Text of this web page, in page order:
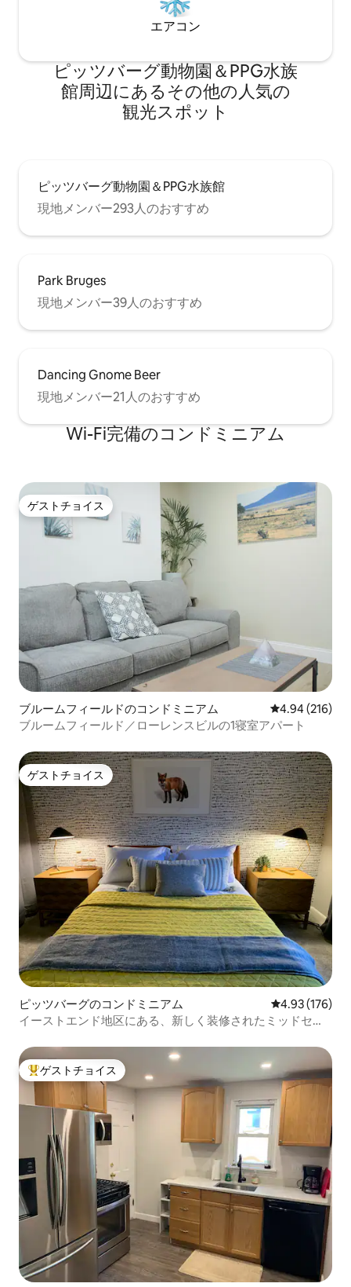
エアコン
ピッツバーグ動物園＆PPG水族
館⁠周⁠辺⁠に⁠あ⁠るそ⁠の⁠他⁠の人⁠気⁠の
観⁠光⁠ス⁠ポ⁠ッ⁠ト
ピッツバーグ動物園＆PPG水族館
現地メンバー293人のおすすめ
Park Bruges
現地メンバー39人のおすすめ
Dancing Gnome Beer
現地メンバー21人のおすすめ
Wi-Fi完備のコンドミニアム
ゲストチョイス
ゲストチョイス
ブルームフィールドのコンドミニアム レビュー216
4.94 (216)
ブルームフィールド／ローレンスビルの1寝室アパート
ゲストチョイス
ゲストチョイス
ピッツバーグのコンドミニアム レビュー176
4.93 (176)
イーストエンド地区にある、新しく装修されたミッドセン
大好評のゲストチョイスです。
ゲストチョイス